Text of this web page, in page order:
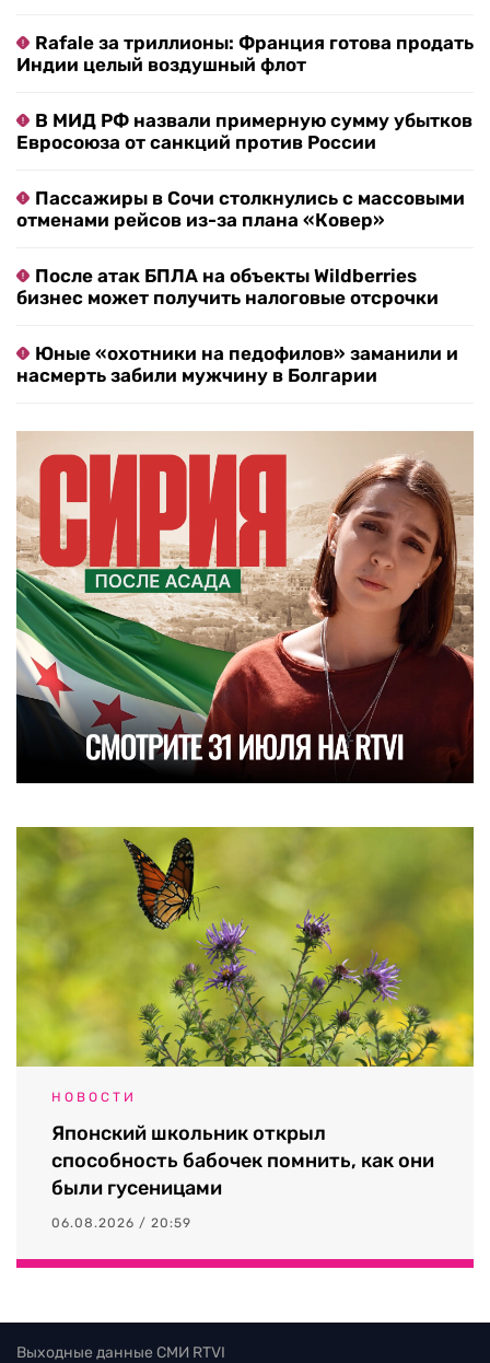
Rafale за триллионы: Франция готова продать
Индии целый воздушный флот
В МИД РФ назвали примерную сумму убытков
Евросоюза от санкций против России
Пассажиры в Сочи столкнулись с массовыми
отменами рейсов из-за плана «Ковер»
После атак БПЛА на объекты Wildberries
бизнес может получить налоговые отсрочки
Юные «охотники на педофилов» заманили и
насмерть забили мужчину в Болгарии
НОВОСТИ
Японский школьник открыл
способность бабочек помнить, как они
были гусеницами
06.08.2026 / 20:59
Выходные данные СМИ RTVI